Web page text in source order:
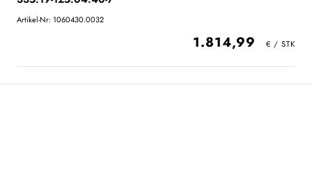
Artikel-Nr: 1060430.0032
1.814,99